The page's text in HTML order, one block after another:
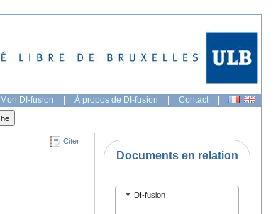
Mon DI-fusion | À propos de DI-fusion | Contact |
Citer
Documents en relation
DI-fusion